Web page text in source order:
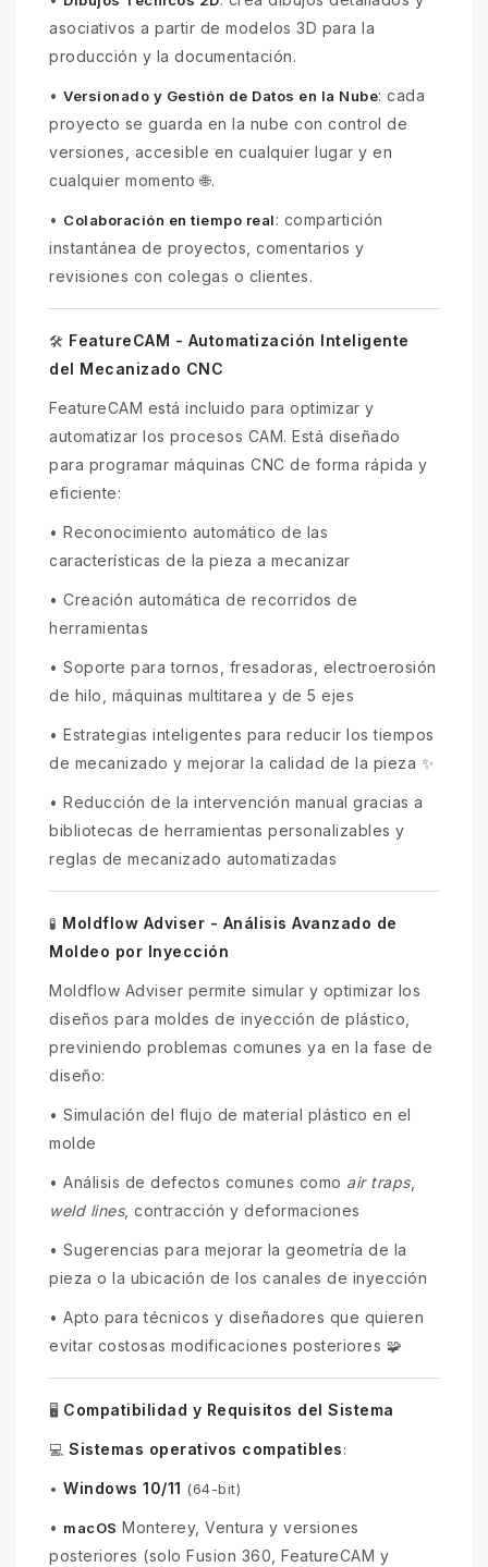
asociativos a partir de modelos 3D para la
producción y la documentación.
• Versionado y Gestión de Datos en la Nube: cada
proyecto se guarda en la nube con control de
versiones, accesible en cualquier lugar y en
cualquier momento 🌐.
• Colaboración en tiempo real: compartición
instantánea de proyectos, comentarios y
revisiones con colegas o clientes.
🛠 FeatureCAM - Automatización Inteligente
del Mecanizado CNC
FeatureCAM está incluido para optimizar y
automatizar los procesos CAM. Está diseñado
para programar máquinas CNC de forma rápida y
eficiente:
• Reconocimiento automático de las
características de la pieza a mecanizar
• Creación automática de recorridos de
herramientas
• Soporte para tornos, fresadoras, electroerosión
de hilo, máquinas multitarea y de 5 ejes
• Estrategias inteligentes para reducir los tiempos
de mecanizado y mejorar la calidad de la pieza ✨
• Reducción de la intervención manual gracias a
bibliotecas de herramientas personalizables y
reglas de mecanizado automatizadas
🧪 Moldflow Adviser - Análisis Avanzado de
Moldeo por Inyección
Moldflow Adviser permite simular y optimizar los
diseños para moldes de inyección de plástico,
previniendo problemas comunes ya en la fase de
diseño:
• Simulación del flujo de material plástico en el
molde
• Análisis de defectos comunes como air traps,
weld lines, contracción y deformaciones
• Sugerencias para mejorar la geometría de la
pieza o la ubicación de los canales de inyección
• Apto para técnicos y diseñadores que quieren
evitar costosas modificaciones posteriores 🧩
🖥 Compatibilidad y Requisitos del Sistema
💻 Sistemas operativos compatibles:
• Windows 10/11 (64-bit)
• macOS Monterey, Ventura y versiones
posteriores (solo Fusion 360, FeatureCAM y